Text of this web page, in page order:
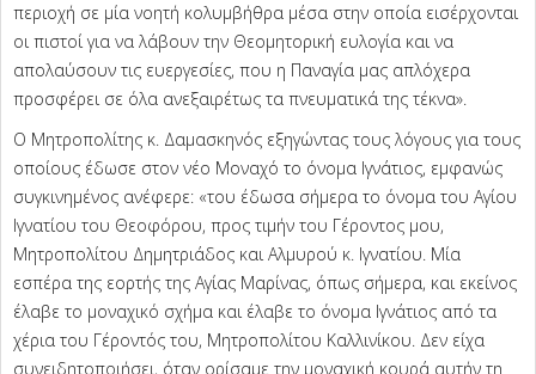
περιοχή σε μία νοητή κολυμβήθρα μέσα στην οποία εισέρχονται
οι πιστοί για να λάβουν την Θεομητορική ευλογία και να
απολαύσουν τις ευεργεσίες, που η Παναγία μας απλόχερα
προσφέρει σε όλα ανεξαιρέτως τα πνευματικά της τέκνα».
Ο Μητροπολίτης κ. Δαμασκηνός εξηγώντας τους λόγους για τους
οποίους έδωσε στον νέο Μοναχό το όνομα Ιγνάτιος, εμφανώς
συγκινημένος ανέφερε: «του έδωσα σήμερα το όνομα του Αγίου
Ιγνατίου του Θεοφόρου, προς τιμήν του Γέροντος μου,
Μητροπολίτου Δημητριάδος και Αλμυρού κ. Ιγνατίου. Μία
εσπέρα της εορτής της Αγίας Μαρίνας, όπως σήμερα, και εκείνος
έλαβε το μοναχικό σχήμα και έλαβε το όνομα Ιγνάτιος από τα
χέρια του Γέροντός του, Μητροπολίτου Καλλινίκου. Δεν είχα
συνειδητοποιήσει, όταν ορίσαμε την μοναχική κουρά αυτήν τη